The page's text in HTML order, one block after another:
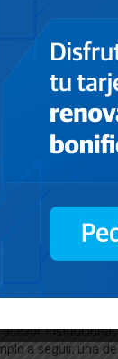
nuestro Amigo,
Dr. Martin Diego
también un gran
de equipos de
compromiso,
a conformar
cada día mas
un orgullo
de él y
años de trabajo y
institucional,
a seguir, una de